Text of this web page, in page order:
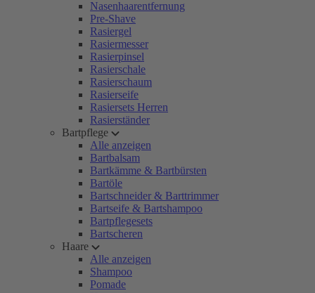
Nasenhaarentfernung
Pre-Shave
Rasiergel
Rasiermesser
Rasierpinsel
Rasierschale
Rasierschaum
Rasierseife
Rasiersets Herren
Rasierständer
Bartpflege
Alle anzeigen
Bartbalsam
Bartkämme & Bartbürsten
Bartöle
Bartschneider & Barttrimmer
Bartseife & Bartshampoo
Bartpflegesets
Bartscheren
Haare
Alle anzeigen
Shampoo
Pomade